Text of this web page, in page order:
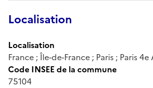
Localisation
Localisation
France ; Île-de-France ; Paris ; Paris
Code INSEE de la commune
75104